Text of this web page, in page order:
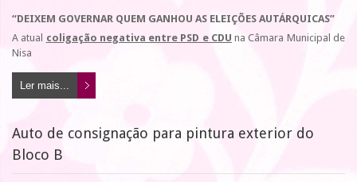
“DEIXEM GOVERNAR QUEM GANHOU AS ELEIÇÕES AUTÁRQUICAS”
A atual coligação negativa entre PSD e CDU na Câmara Municipal de
Nisa
Ler mais...
Auto de consignação para pintura exterior do
Bloco B